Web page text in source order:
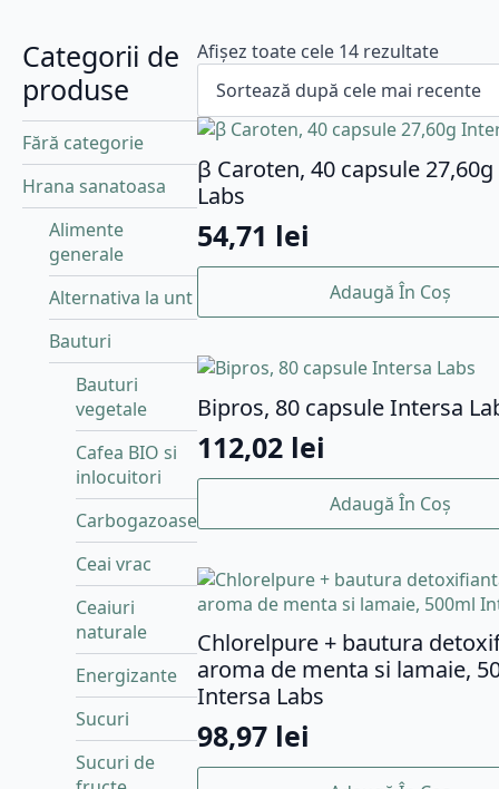
Categorii de
produse
Fără categorie
Hrana sanatoasa
Alimente
generale
Alternativa la unt
Bauturi
Bauturi
vegetale
Cafea BIO si
inlocuitori
Carbogazoase
Ceai vrac
Ceaiuri
naturale
Energizante
Sucuri
Sucuri de
Afișez toate cele 14 rezultateSortat
cele
mai
β Caroten, 40 capsule
Labs
54,71 lei
Adaugă În Coș
Bipros, 80 capsule Intersa
112,02 lei
Adaugă În Coș
Chlorelpure + bautura
aroma de menta si lamaie,
Intersa Labs
98,97 lei